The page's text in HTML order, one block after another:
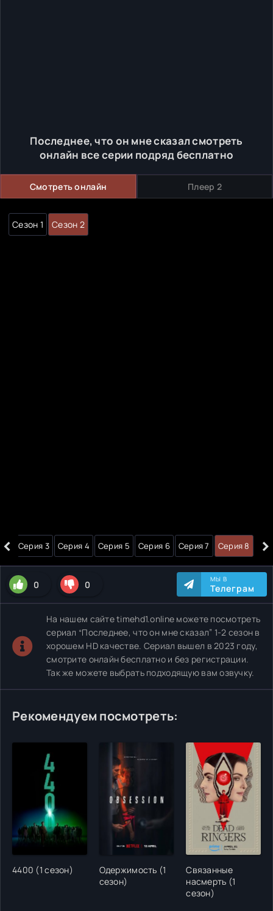
Последнее, что он мне сказал смотреть
онлайн все серии подряд бесплатно
Смотреть онлайн Плеер 2
Сезон 1 Сезон 2
‹
2 Серия 3 Серия 4 Серия 5 Серия 6 Серия 7 Серия 8 ›
0 0 МЫ В
Телеграм
На нашем сайте timehd1.online можете посмотреть
сериал “Последнее, что он мне сказал” 1-2 сезон в
хорошем HD качестве. Сериал вышел в 2023 году,
смотрите онлайн бесплатно и без регистрации.
Так же можете выбрать подходящую вам озвучку.
Рекомендуем посмотреть:
4400 (1 сезон)
Одержимость (1
сезон)
Связанные
насмерть (1
сезон)